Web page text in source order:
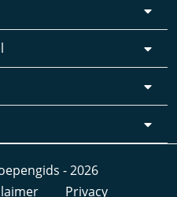
- 2026
Privacy